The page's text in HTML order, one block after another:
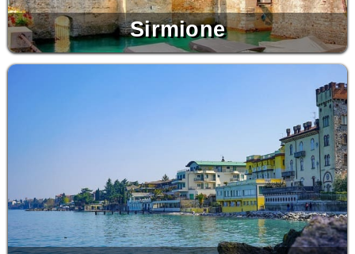
Sirmione